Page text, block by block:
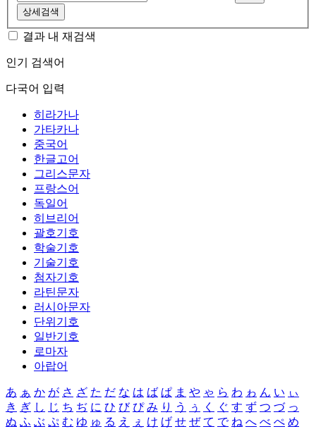
상세검색
결과 내 재검색
인기 검색어
다국어 입력
히라가나
가타카나
중국어
한글고어
그리스문자
프랑스어
독일어
히브리어
괄호기호
학술기호
기술기호
첨자기호
라틴문자
러시아문자
단위기호
일반기호
로마자
아랍어
あ ぁ か が さ ざ た だ な は ば ぱ ま や ゃ ら わ ゎ ん い ぃ
き ぎ し じ ち ぢ に ひ び ぴ み り う ぅ く ぐ す ず つ づ っ
ぬ ふ ぶ ぷ む ゆ ゅ る え ぇ け げ せ ぜ て で ね へ べ ぺ め